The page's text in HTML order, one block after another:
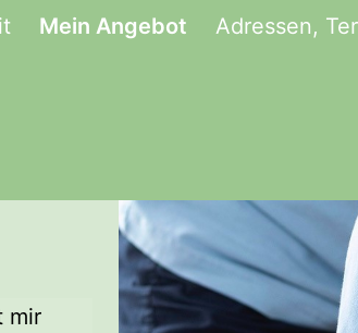
Mein Angebot Adressen,
mir